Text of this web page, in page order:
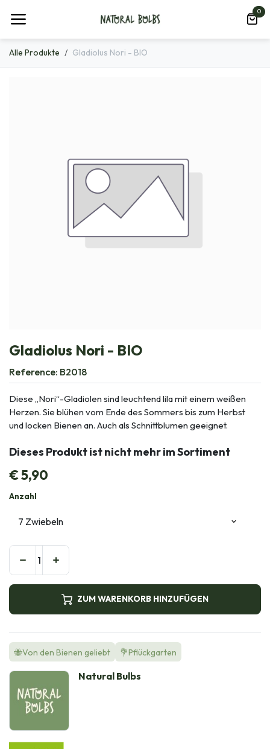
0
Alle Produkte Gladiolus Nori - BIO
Gladiolus Nori - BIO
Reference: B2018
Diese „Nori“-Gladiolen sind leuchtend lila mit einem weißen
Herzen. Sie blühen vom Ende des Sommers bis zum Herbst
und locken Bienen an. Auch als Schnittblumen geeignet.
Dieses Produkt ist nicht mehr im Sortiment
€5,90
Anzahl
ZUM WARENKORB HINZUFÜGEN
🐝Von den Bienen geliebt 💐Pflückgarten
Natural Bulbs